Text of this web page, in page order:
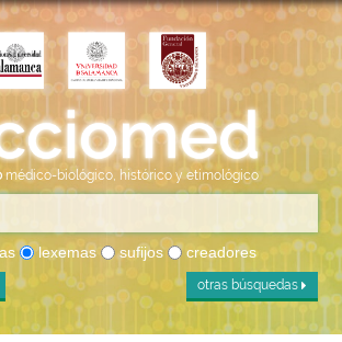
médico-biológico, histórico y etimológico
lexemas sufijos creadores
otras búsquedas